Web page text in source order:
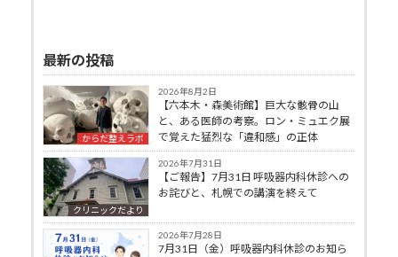
最新の投稿
からだ整えラボ
2026年8月2日
【六本木・森美術館】巨大な骸骨の山
と、ある医師の考察。ロン・ミュエク展
で覚えた猛烈な「違和感」の正体
クリニックだより
2026年7月31日
【ご報告】7月31日 呼吸器内科休診への
お詫びと、札幌での講演を終えて
2026年7月28日
7月31日（金）呼吸器内科休診のお知ら